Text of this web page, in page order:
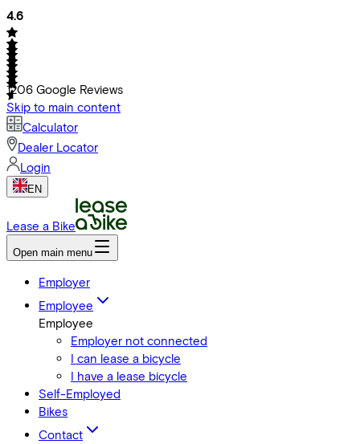
4.6
1206 Google Reviews
Skip to main content
Calculator
Dealer Locator
Login
EN
Lease a Bike
Open main menu
Employer
Employee
Employee
Employer not connected
I can lease a bicycle
I have a lease bicycle
Self-Employed
Bikes
Contact